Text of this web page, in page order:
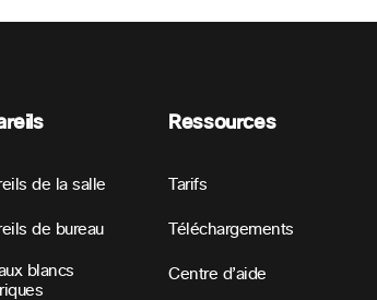
de la salle
de bureau
blancs
Ressources
Tarifs
Téléchargements
Centre d’aide